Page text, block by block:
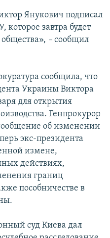
Янукович подписал
завтра будет
– сообщил
сообщила, что
Украины Виктора
для открытия
Генпрокурор
об изменении
экс-президента
измене,
действиях,
границ
пособничестве в
суд Киева дал